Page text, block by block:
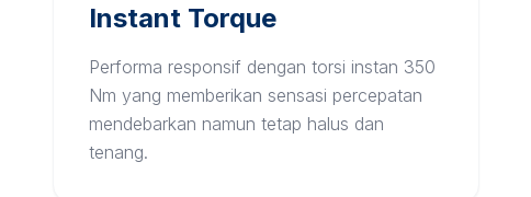
Instant Torque
Performa responsif dengan torsi instan 350
Nm yang memberikan sensasi percepatan
mendebarkan namun tetap halus dan
tenang.